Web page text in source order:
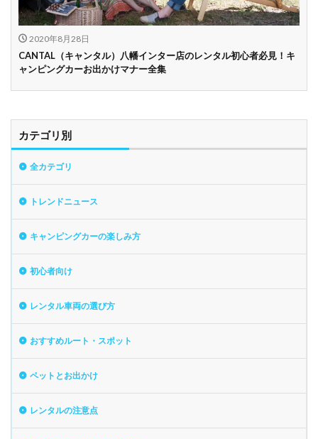
2020年8月28日
CANTAL（キャンタル）八幡インター店のレンタル初心者必見！キ
ャンピングカーお出かけマナー全集
カテゴリ別
全カテゴリ
トレンドニュース
キャンピングカーの楽しみ方
初心者向け
レンタル車両の選び方
おすすめルート・スポット
ペットとお出かけ
レンタルの注意点